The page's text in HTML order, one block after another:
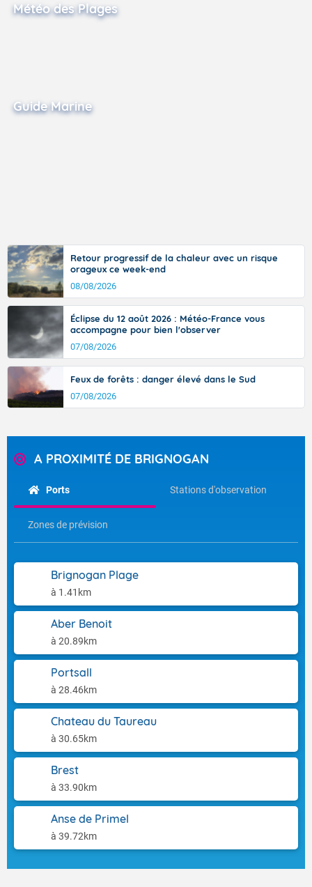
Météo des Plages
Guide Marine
Retour progressif de la chaleur avec un risque
orageux ce week-end
08/08/2026
Éclipse du 12 août 2026 : Météo-France vous
accompagne pour bien l'observer
07/08/2026
Feux de forêts : danger élevé dans le Sud
07/08/2026
A PROXIMITÉ DE BRIGNOGAN
Ports Stations d'observation
Zones de prévision
Brignogan Plage
à 1.41km
Aber Benoit
à 20.89km
Portsall
à 28.46km
Chateau du Taureau
à 30.65km
Brest
à 33.90km
Anse de Primel
à 39.72km